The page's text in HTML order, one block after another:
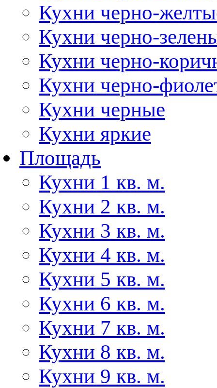
Кухни черно-
Кухни черно-
Кухни черно-
Кухни черно-
Кухни черные
Кухни яркие
Площадь
Кухни 1 кв. м.
Кухни 2 кв. м.
Кухни 3 кв. м.
Кухни 4 кв. м.
Кухни 5 кв. м.
Кухни 6 кв. м.
Кухни 7 кв. м.
Кухни 8 кв. м.
Кухни 9 кв. м.